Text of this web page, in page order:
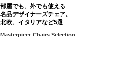
部屋でも、外でも使える
名品デザイナーズチェア。
北欧、イタリアなど5選
Masterpiece Chairs Selection